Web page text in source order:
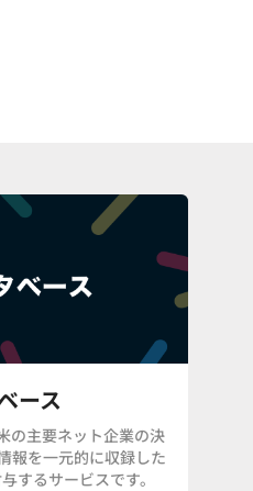
ース
の主要ネット企業の決
報を一元的に収録した
するサービスです。